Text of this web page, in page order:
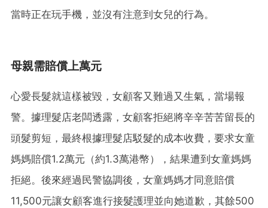
當時正在玩手機，並沒有注意到女兒的行為。
母親需賠償上萬元
心愛長髮就這樣被毀，女顧客又難過又生氣，當場報
警。據理髮店老闆透露，女顧客拒絕將辛辛苦苦留長的
頭髮剪短，最終根據理髮店駁髮的成本收費，要求女童
媽媽賠償1.2萬元（約1.3萬港幣），結果遭到女童媽媽
拒絕。後來經過民警協調後，女童媽媽才同意賠償
11,500元讓女顧客進行接髮護理並向她道歉，其餘500